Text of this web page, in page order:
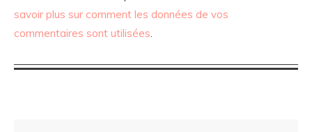
savoir plus sur comment les données de vos
commentaires sont utilisées.